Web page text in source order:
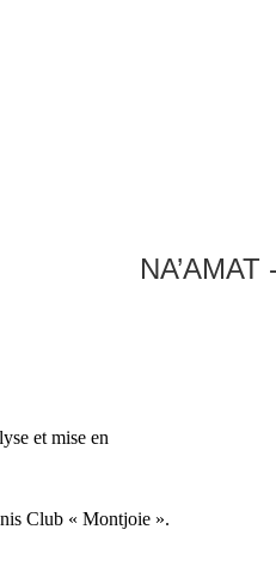
et mise en
Club « Montjoie ».